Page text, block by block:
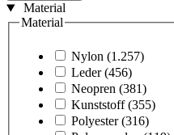
Material
Material
Nylon (1.257)
Leder (456)
Neopren (381)
Kunststoff (355)
Polyester (316)